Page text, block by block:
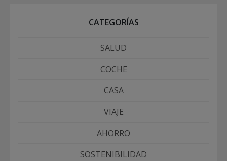
CATEGORÍAS
SALUD
COCHE
CASA
VIAJE
AHORRO
SOSTENIBILIDAD